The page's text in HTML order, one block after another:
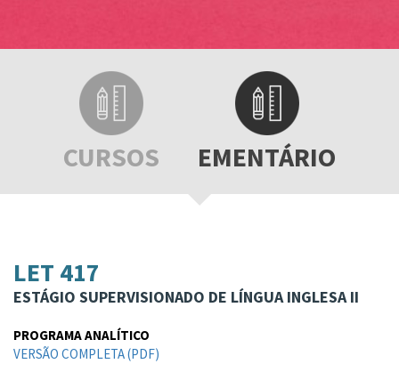
CURSOS EMENTÁRIO
LET 417
ESTÁGIO SUPERVISIONADO DE LÍNGUA INGLESA II
PROGRAMA ANALÍTICO
VERSÃO COMPLETA (PDF)